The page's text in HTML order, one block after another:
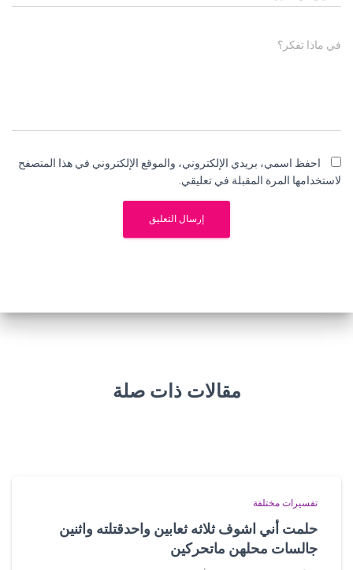
في ماذا تفكر؟
احفظ اسمي، بريدي الإلكتروني، والموقع الإلكتروني في هذا المتصفح
لاستخدامها المرة المقبلة في تعليقي.
مقالات ذات صلة
تفسيرات مختلفة
حلمت أني اشوف ثلاثه ثعابين واحدقتلته واثنين
جالسات محلهن ماتحركين